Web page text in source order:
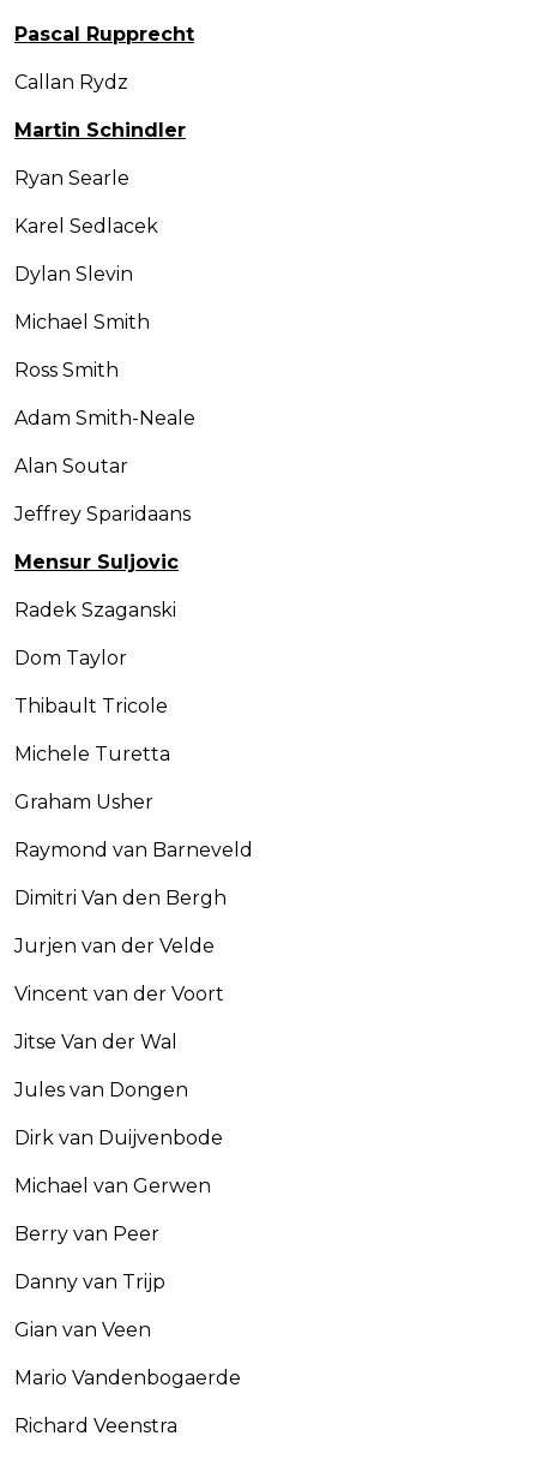
Pascal Rupprecht
Callan Rydz
Martin Schindler
Ryan Searle
Karel Sedlacek
Dylan Slevin
Michael Smith
Ross Smith
Adam Smith-Neale
Alan Soutar
Jeffrey Sparidaans
Mensur Suljovic
Radek Szaganski
Dom Taylor
Thibault Tricole
Michele Turetta
Graham Usher
Raymond van Barneveld
Dimitri Van den Bergh
Jurjen van der Velde
Vincent van der Voort
Jitse Van der Wal
Jules van Dongen
Dirk van Duijvenbode
Michael van Gerwen
Berry van Peer
Danny van Trijp
Gian van Veen
Mario Vandenbogaerde
Richard Veenstra